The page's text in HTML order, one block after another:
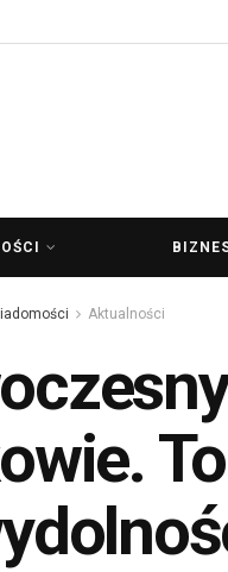
Aktualności